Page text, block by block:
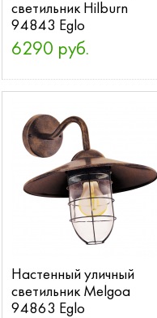
светильник Hilburn
94843 Eglo
6290 руб.
Настенный уличный
светильник Melgoa
94863 Eglo